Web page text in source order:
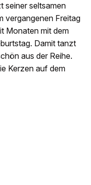
seiner seltsamen
vergangenen Freitag
Monaten mit dem
Damit tanzt
aus der Reihe.
Kerzen auf dem